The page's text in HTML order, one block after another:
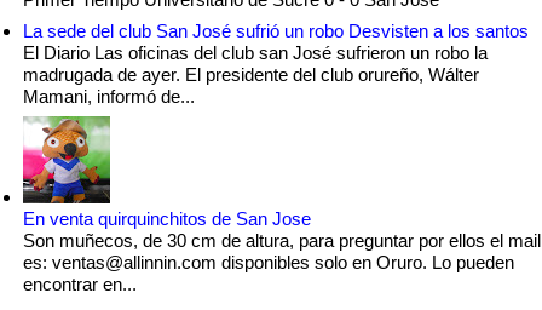
La sede del club San José sufrió un robo Desvisten a los santos
El Diario Las oficinas del club san José sufrieron un robo la
madrugada de ayer. El presidente del club orureño, Wálter
Mamani, informó de...
En venta quirquinchitos de San Jose
Son muñecos, de 30 cm de altura, para preguntar por ellos el mail
es: ventas@allinnin.com disponibles solo en Oruro. Lo pueden
encontrar en...